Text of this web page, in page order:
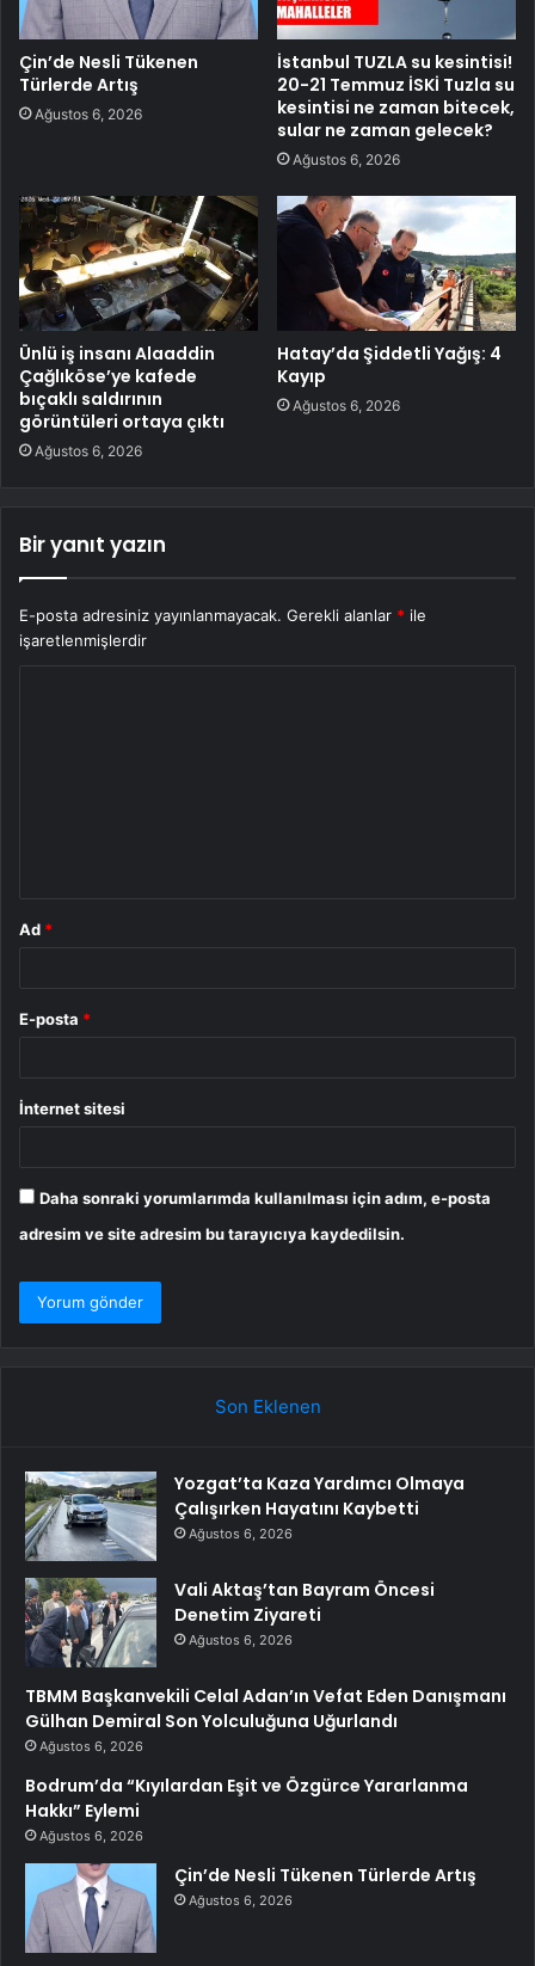
Çin’de Nesli Tükenen
Türlerde Artış
Ağustos 6, 2026
İstanbul TUZLA su kesintisi!
20-21 Temmuz İSKİ Tuzla su
kesintisi ne zaman bitecek,
sular ne zaman gelecek?
Ağustos 6, 2026
Ünlü iş insanı Alaaddin
Çağlıköse’ye kafede
bıçaklı saldırının
görüntüleri ortaya çıktı
Ağustos 6, 2026
Hatay’da Şiddetli Yağış: 4
Kayıp
Ağustos 6, 2026
Bir yanıt yazın
E-posta adresiniz yayınlanmayacak. Gerekli alanlar * ile
işaretlenmişlerdir
Ad *
E-posta *
İnternet sitesi
Daha sonraki yorumlarımda kullanılması için adım, e-posta
adresim ve site adresim bu tarayıcıya kaydedilsin.
Son Eklenen
Yozgat’ta Kaza Yardımcı Olmaya
Çalışırken Hayatını Kaybetti
Ağustos 6, 2026
Vali Aktaş’tan Bayram Öncesi
Denetim Ziyareti
Ağustos 6, 2026
TBMM Başkanvekili Celal Adan’ın Vefat Eden Danışmanı
Gülhan Demiral Son Yolculuğuna Uğurlandı
Ağustos 6, 2026
Bodrum’da “Kıyılardan Eşit ve Özgürce Yararlanma
Hakkı” Eylemi
Ağustos 6, 2026
Çin’de Nesli Tükenen Türlerde Artış
Ağustos 6, 2026